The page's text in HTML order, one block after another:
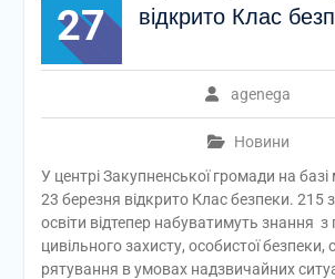
27
відкрито Клас
agenega
Новини
У центрі Закупненської громади на базі
23 березня відкрито Клас безпеки. 215
освіти відтепер набуватимуть знання з
цивільного захисту, особистої безпеки,
рятування в умовах надзвичайних